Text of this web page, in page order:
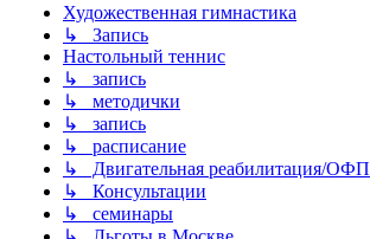
Художественная гимнастика
↳ Запись
Настольный теннис
↳ запись
↳ методички
↳ запись
↳ расписание
↳ Двигательная реабилитация/ОФП
↳ Консультации
↳ семинары